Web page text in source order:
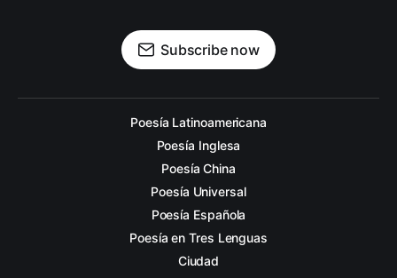
Subscribe now
Poesía Latinoamericana
Poesía Inglesa
Poesía China
Poesía Universal
Poesía Española
Poesía en Tres Lenguas
Ciudad